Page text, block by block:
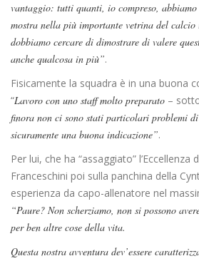
vantaggio: tutti quanti, io compreso,
mostra nella più importante vetrina del
dobbiamo cercare di dimostrare di valere
anche qualcosa in più”.
Fisicamente la squadra è in una buona
“Lavoro con uno staff molto preparato –
finora non ci sono stati particolari problemi
sicuramente una buona indicazione”.
Per lui, che ha “assaggiato”
Franceschini poi sulla panchina della
esperienza da capo-allenatore nel
“Paure? Non scherziamo, non si possono
per ben altre cose della vita.
Questa nostra avventura dev’essere